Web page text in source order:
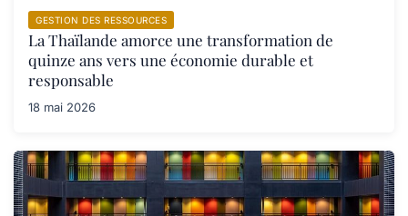
GESTION DES RESSOURCES
La Thaïlande amorce une transformation de
quinze ans vers une économie durable et
responsable
18 mai 2026